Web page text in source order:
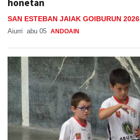
honetan
SAN ESTEBAN JAIAK GOIBURUN 2026
Aiurri abu 05 ANDOAIN